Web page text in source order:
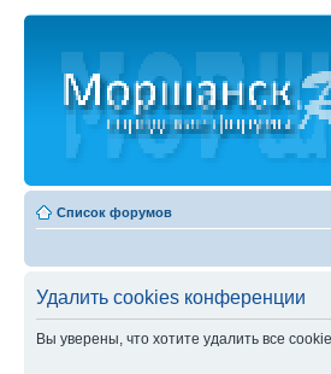
Список форумов
Удалить cookies конференции
Вы уверены, что хотите удалить все